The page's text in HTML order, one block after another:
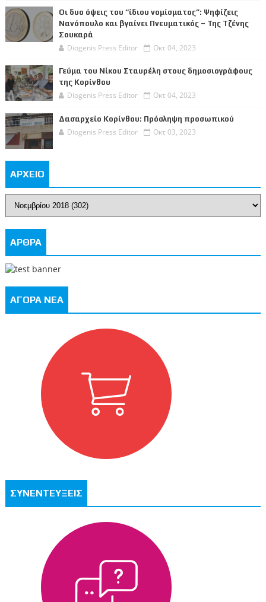
Οι δυο όψεις του “ίδιου νομίσματος”: Ψηφίζεις
Νανόπουλο και βγαίνει Πνευματικός – Της Τζένης
Σουκαρά
Diogenis Press Editor Οκτ 04, 2023
Γεύμα του Νίκου Σταυρέλη στους δημοσιογράφους
της Κορίνθου
Diogenis Press Editor Οκτ 04, 2023
Δασαρχείο Κορίνθου: Πρόσληψη προσωπικού
Diogenis Press Editor Οκτ 03, 2023
ΑΡΧΕΙΟ
ΑΡΘΡΑ
ΑΓΟΡΑ ΝΕΑ
ΣΥΝΕΝΤΕΥΞΕΙΣ